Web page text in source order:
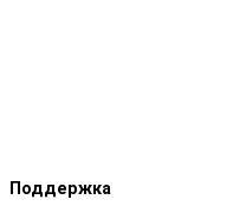
Поддержка